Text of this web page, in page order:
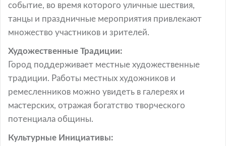
событие, во время которого уличные шествия,
танцы и праздничные мероприятия привлекают
множество участников и зрителей.
Художественные Традиции:
Город поддерживает местные художественные
традиции. Работы местных художников и
ремесленников можно увидеть в галереях и
мастерских, отражая богатство творческого
потенциала общины.
Культурные Инициативы: